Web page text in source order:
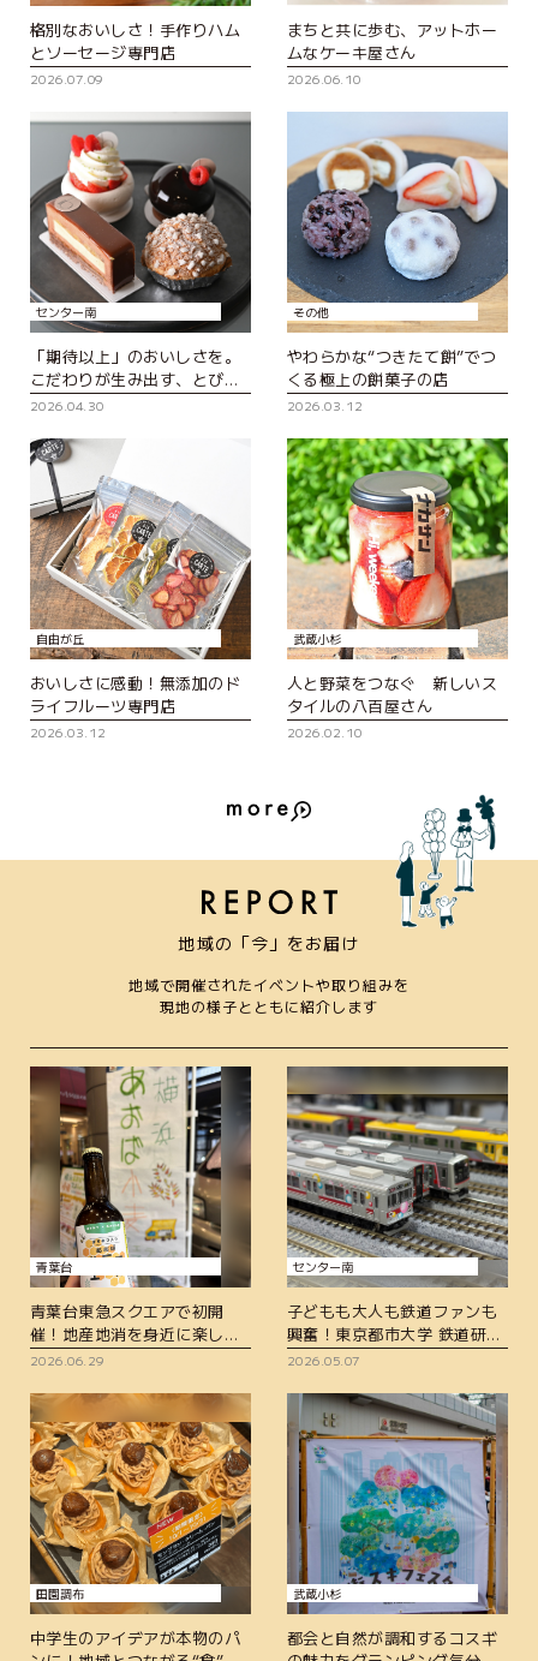
格別なおいしさ！手作りハム
とソーセージ専門店
2026.07.09
まちと共に歩む、アットホー
ムなケーキ屋さん
2026.06.10
センター南
「期待以上」のおいしさを。
こだわりが生み出す、とびき
りのスイーツ
2026.04.30
その他
やわらかな“つきたて餅”でつ
くる極上の餅菓子の店
2026.03.12
自由が丘
おいしさに感動！無添加のド
ライフルーツ専門店
2026.03.12
武蔵小杉
人と野菜をつなぐ 新しいス
タイルの八百屋さん
2026.02.10
地域の「今」をお届け
地域で開催されたイベントや取り組みを
現地の様子とともに紹介します
青葉台
青葉台東急スクエアで初開
催！地産地消を身近に楽しむ
「横浜あおば小麦フェスティ
スクエア レポート
2026.06.29
センター南
子どもも大人も鉄道ファンも
興奮！東京都市大学 鉄道研究
部 展示イベント「僕らの夢を
北 TOKYU S.C.」レポート
2026.05.07
田園調布
中学生のアイデアが本物のパ
武蔵小杉
都会と自然が調和するコスギ